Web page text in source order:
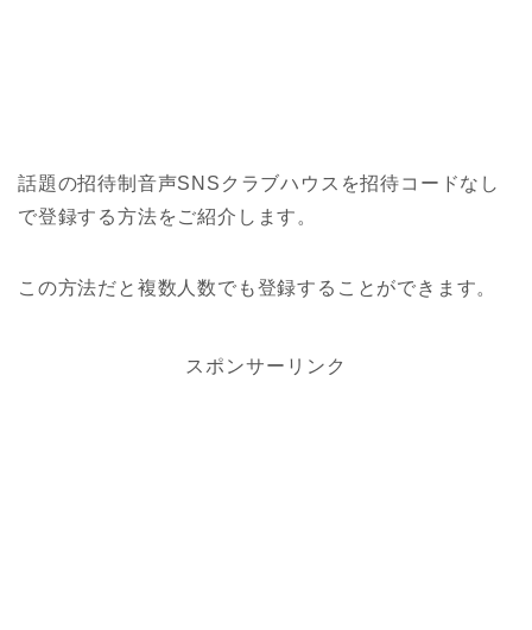
話題の招待制音声SNSクラブハウスを招待コードなし
で登録する方法をご紹介します。
この方法だと複数人数でも登録することができます。
スポンサーリンク